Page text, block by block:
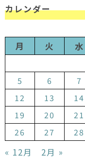
カレンダー
月
火 水
5
6 7
12
13 14
19
20 21
26
27 28
« 12月 2月 »